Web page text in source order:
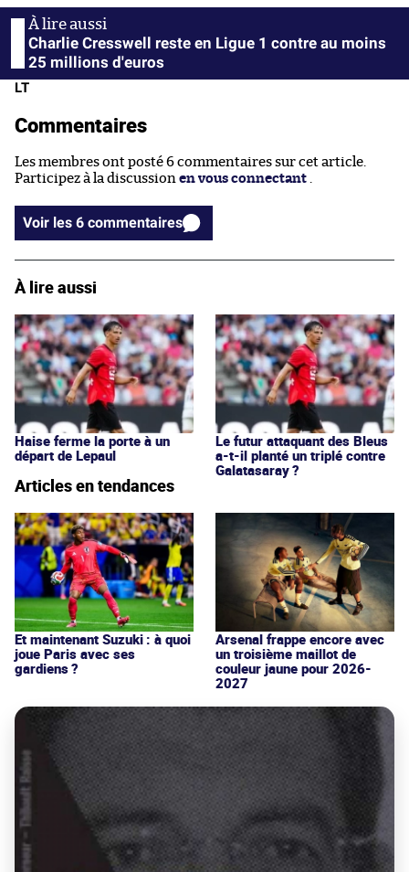
Charlie Cresswell reste en Ligue 1 contre au moins
25 millions d'euros
LT
Commentaires
Les membres ont posté 6 commentaires sur cet article.
Participez à la discussion en vous connectant
Voir les 6 commentaires
À lire aussi
Haise ferme la porte à un
départ de Lepaul
Le futur attaquant des Bleus
a-t-il planté un triplé contre
Galatasaray ?
Articles en tendances
Et maintenant Suzuki : à quoi
joue Paris avec ses
gardiens ?
Arsenal frappe encore avec
un troisième maillot de
couleur jaune pour 2026-
2027